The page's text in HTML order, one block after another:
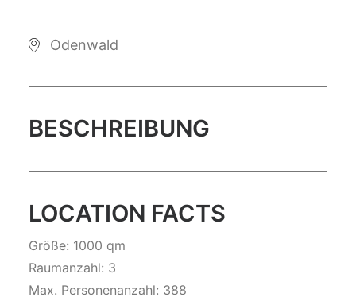
Odenwald
BESCHREIBUNG
LOCATION FACTS
Größe: 1000 qm
Raumanzahl: 3
Max. Personenanzahl: 388